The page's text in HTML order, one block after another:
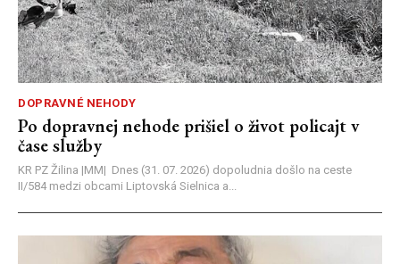
DOPRAVNÉ NEHODY
Po dopravnej nehode prišiel o život policajt v
čase služby
KR PZ Žilina |MM| Dnes (31. 07. 2026) dopoludnia došlo na ceste
II/584 medzi obcami Liptovská Sielnica a...